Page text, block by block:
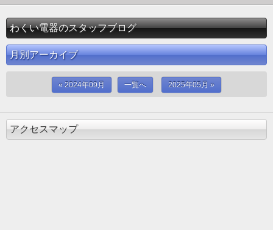
わくい電器のスタッフブログ
月別アーカイブ
« 2024年09月 一覧へ 2025年05月 »
アクセスマップ